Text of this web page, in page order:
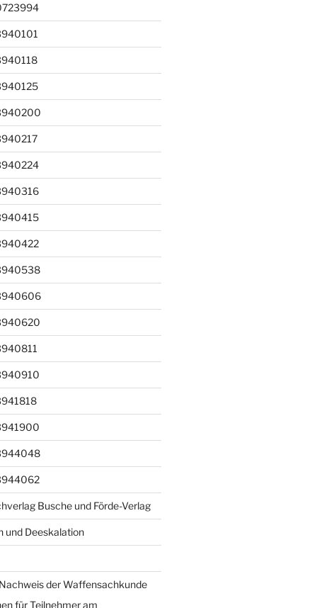
Busche und Förde-Verlag
und Deeskalation
der Waffensachkunde
für Teilnehmer am